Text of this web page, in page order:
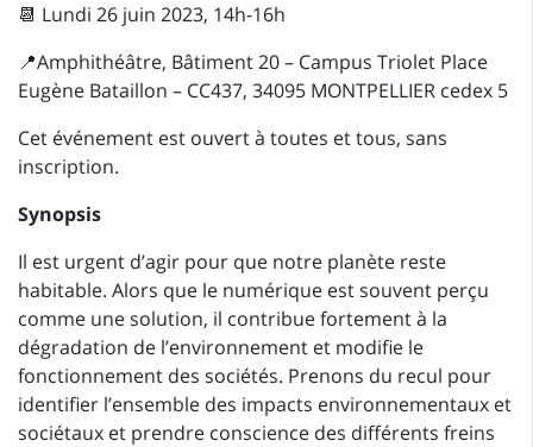
📆 Lundi 26 juin 2023, 14h-16h
📍Amphithéâtre, Bâtiment 20 – Campus Triolet Place
Eugène Bataillon – CC437, 34095 MONTPELLIER cedex 5
Cet événement est ouvert à toutes et tous, sans
inscription.
Synopsis
Il est urgent d’agir pour que notre planète reste
habitable. Alors que le numérique est souvent perçu
comme une solution, il contribue fortement à la
dégradation de l’environnement et modifie le
fonctionnement des sociétés. Prenons du recul pour
identifier l’ensemble des impacts environnementaux et
sociétaux et prendre conscience des différents freins